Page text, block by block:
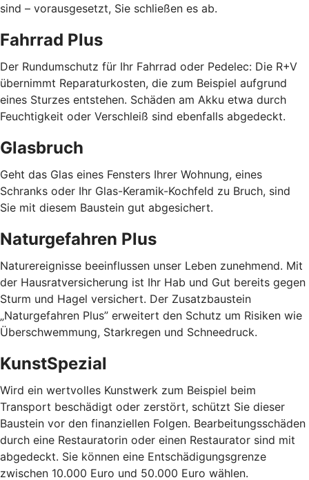
sind – vorausgesetzt, Sie schließen es ab.
Fahrrad Plus
Der Rundumschutz für Ihr Fahrrad oder Pedelec: Die R+V
übernimmt Reparaturkosten, die zum Beispiel aufgrund
eines Sturzes entstehen. Schäden am Akku etwa durch
Feuchtigkeit oder Verschleiß sind ebenfalls abgedeckt.
Glasbruch
Geht das Glas eines Fensters Ihrer Wohnung, eines
Schranks oder Ihr Glas-Keramik-Kochfeld zu Bruch, sind
Sie mit diesem Baustein gut abgesichert.
Naturgefahren Plus
Naturereignisse beeinflussen unser Leben zunehmend. Mit
der Hausratversicherung ist Ihr Hab und Gut bereits gegen
Sturm und Hagel versichert. Der Zusatzbaustein
„Naturgefahren Plus” erweitert den Schutz um Risiken wie
Überschwemmung, Starkregen und Schneedruck.
KunstSpezial
Wird ein wertvolles Kunstwerk zum Beispiel beim
Transport beschädigt oder zerstört, schützt Sie dieser
Baustein vor den finanziellen Folgen. Bearbeitungsschäden
durch eine Restauratorin oder einen Restaurator sind mit
abgedeckt. Sie können eine Entschädigungsgrenze
zwischen 10.000 Euro und 50.000 Euro wählen.